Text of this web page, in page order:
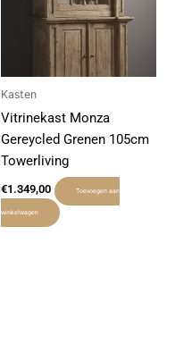
Kasten
Vitrinekast Monza
Gereycled Grenen 105cm
Towerliving
€1.349,00 Toevoegen aan
winkelwagen